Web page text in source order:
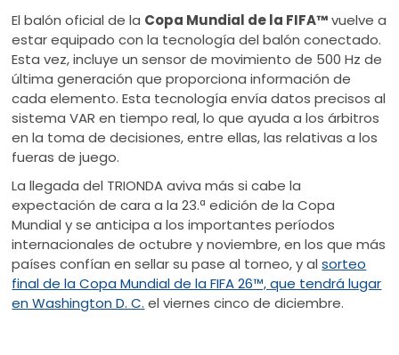
El balón oficial de la Copa Mundial de la FIFA™vuelve a
estar equipado con la tecnología del balón conectado.
Esta vez, incluye un sensor de movimiento de 500 Hz de
última generación que proporciona información de
cada elemento. Esta tecnología envía datos precisos al
sistema VAR en tiempo real, lo que ayuda a los árbitros
en la toma de decisiones, entre ellas, las relativas a los
fueras de juego.
La llegada del TRIONDA aviva más si cabe la
expectación de cara a la 23.ª edición de la Copa
Mundial y se anticipa a los importantes períodos
internacionales de octubre y noviembre, en los que más
países confían en sellar su pase al torneo, y alsorteo
final de la Copa Mundial de la FIFA 26™, que tendrá lugar
en Washington D. C. el viernes cinco de diciembre.